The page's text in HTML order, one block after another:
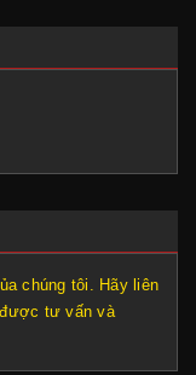
chúng tôi. Hãy liên
tư vấn và